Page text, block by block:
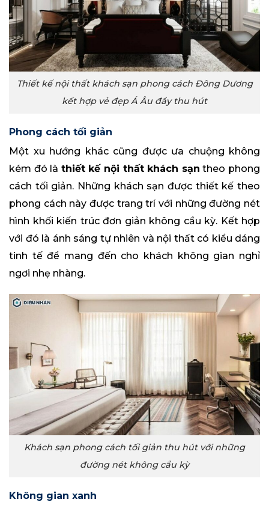
Thiết kế nội thất khách sạn phong cách Đông Dương
kết hợp vẻ đẹp Á Âu đầy thu hút
Phong cách tối giản
Một xu hướng khác cũng được ưa chuộng không
kém đó là thiết kế nội thất khách sạn theo phong
cách tối giản. Những khách sạn được thiết kế theo
phong cách này được trang trí với những đường nét
hình khối kiến trúc đơn giản không cầu kỳ. Kết hợp
với đó là ánh sáng tự nhiên và nội thất có kiểu dáng
tinh tế để mang đến cho khách không gian nghỉ
ngơi nhẹ nhàng.
Khách sạn phong cách tối giản thu hút với những
đường nét không cầu kỳ
Không gian xanh